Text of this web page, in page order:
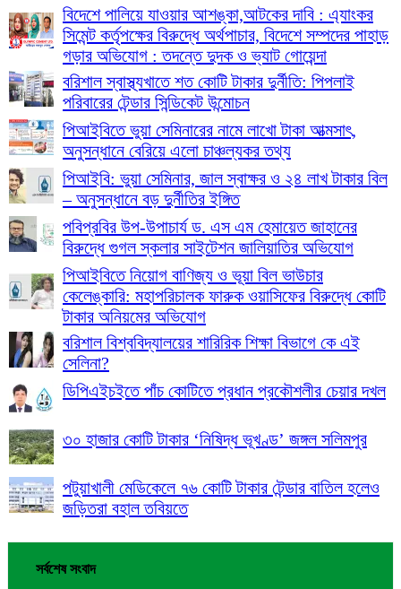
বিদেশে পালিয়ে যাওয়ার আশঙ্কা,আটকের দাবি : এ্যাংকর
সিমেন্ট কর্তৃপক্ষের বিরুদ্ধে অর্থপাচার, বিদেশে সম্পদের পাহাড়
গড়ার অভিযোগ : তদন্তে দুদক ও ভ্যাট গোয়েন্দা
বরিশাল স্বাস্থ্যখাতে শত কোটি টাকার দুর্নীতি: পিপলাই
পরিবারের টেন্ডার সিন্ডিকেট উন্মোচন
পিআইবিতে ভুয়া সেমিনারের নামে লাখো টাকা আত্মসাৎ,
অনুসন্ধানে বেরিয়ে এলো চাঞ্চল্যকর তথ্য
পিআইবি: ভুয়া সেমিনার, জাল স্বাক্ষর ও ২৪ লাখ টাকার বিল
– অনুসন্ধানে বড় দুর্নীতির ইঙ্গিত
পবিপ্রবির উপ-উপাচার্য ড. এস এম হেমায়েত জাহানের
বিরুদ্ধে গুগল স্কলার সাইটেশন জালিয়াতির অভিযোগ
পিআইবিতে নিয়োগ বাণিজ্য ও ভূয়া বিল ভাউচার
কেলেঙ্কারি: মহাপরিচালক ফারুক ওয়াসিফের বিরুদ্ধে কোটি
টাকার অনিয়মের অভিযোগ
বরিশাল বিশ্ববিদ্যালয়ের শারিরিক শিক্ষা বিভাগে কে এই
সেলিনা?
ডিপিএইচইতে পাঁচ কোটিতে প্রধান প্রকৌশলীর চেয়ার দখল
৩০ হাজার কোটি টাকার ‘নিষিদ্ধ ভূখণ্ড’ জঙ্গল সলিমপুর
পটুয়াখালী মেডিকেলে ৭৬ কোটি টাকার টেন্ডার বাতিল হলেও
জড়িতরা বহাল তবিয়তে
সর্বশেষ সংবাদ